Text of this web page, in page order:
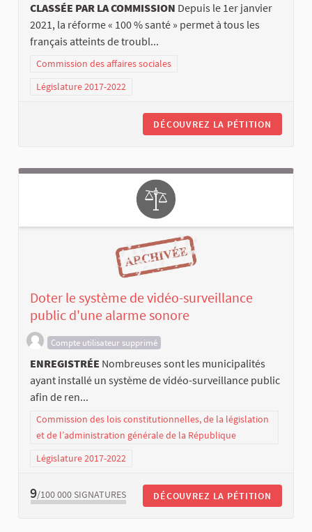
CLASSÉE PAR LA COMMISSION Depuis le 1er janvier
2021, la réforme « 100 % santé » permet à tous les
français atteints de troubl...
Commission des affaires sociales
Législature 2017-2022
DÉCOUVREZ LA PÉTITION
Doter le système de vidéo-surveillance
public d'une alarme sonore
Compte utilisateur supprimé
ENREGISTRÉE Nombreuses sont les municipalités
ayant installé un système de vidéo-surveillance public
afin de ren...
Commission des lois constitutionnelles, de la législation
et de l’administration générale de la République
Législature 2017-2022
9/100 000 SIGNATURES DÉCOUVREZ LA PÉTITION